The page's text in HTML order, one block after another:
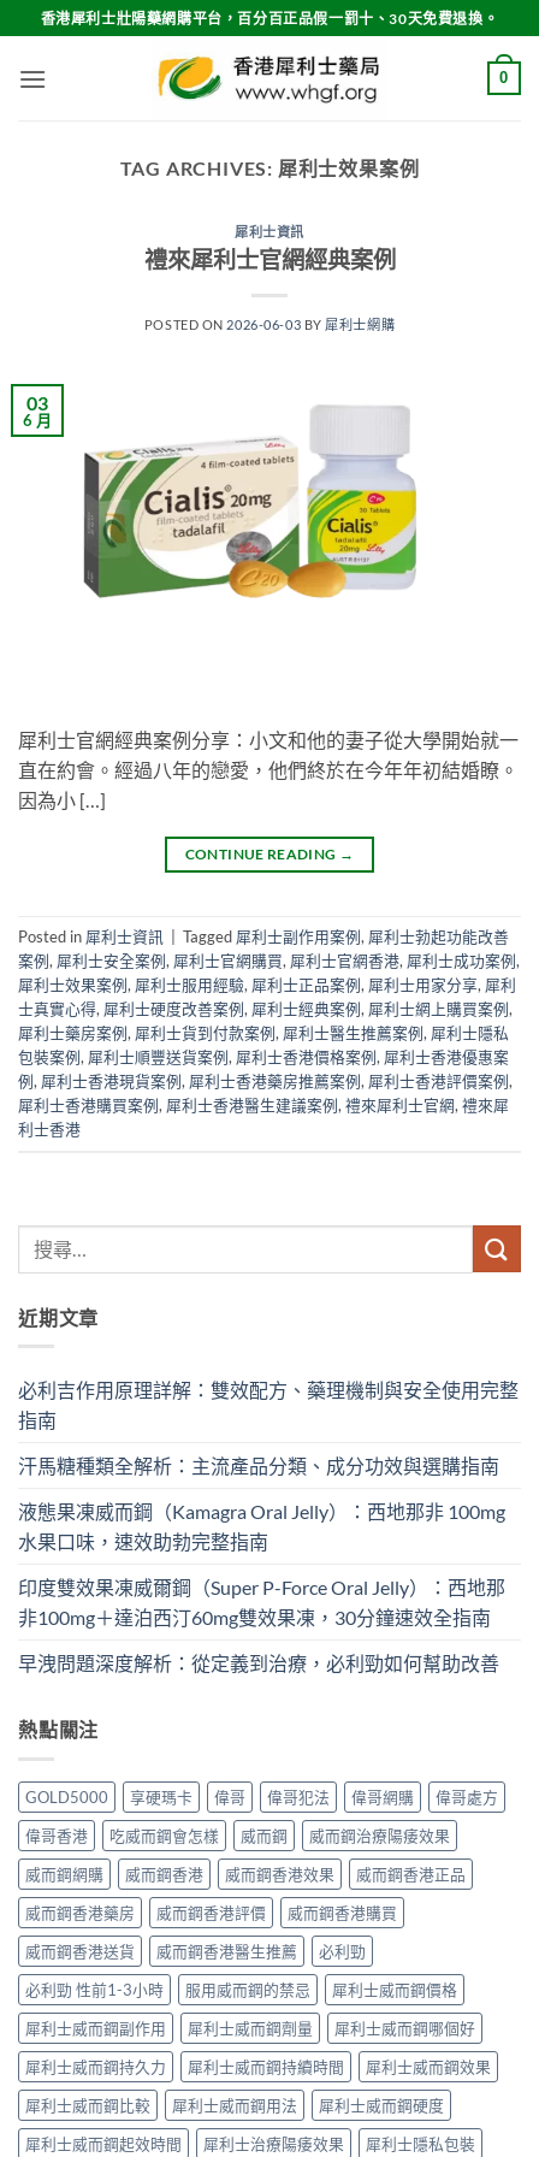
to
content
香港犀利士壯陽藥網購平台，百分百正品假一罰十、30天免費退換。
0
TAG ARCHIVES: 犀利士效果案例
犀利士資訊
禮來犀利士官網經典案例
POSTED ON 2026-06-03 BY 犀利士網購
03
6 月
犀利士官網經典案例分享：小文和他的妻子從大學開始就一
直在約會。經過八年的戀愛，他們終於在今年年初結婚瞭。
因為小 […]
CONTINUE READING →
Posted in 犀利士資訊 Tagged 犀利士副作用案例, 犀利士勃起功能改善
案例, 犀利士安全案例, 犀利士官網購買, 犀利士官網香港, 犀利士成功案例,
犀利士效果案例, 犀利士服用經驗, 犀利士正品案例, 犀利士用家分享, 犀利
士真實心得, 犀利士硬度改善案例, 犀利士經典案例, 犀利士網上購買案例,
犀利士藥房案例, 犀利士貨到付款案例, 犀利士醫生推薦案例, 犀利士隱私
包裝案例, 犀利士順豐送貨案例, 犀利士香港價格案例, 犀利士香港優惠案
例, 犀利士香港現貨案例, 犀利士香港藥房推薦案例, 犀利士香港評價案例,
犀利士香港購買案例, 犀利士香港醫生建議案例, 禮來犀利士官網, 禮來犀
利士香港
近期文章
必利吉作用原理詳解：雙效配方、藥理機制與安全使用完整
指南
汗馬糖種類全解析：主流產品分類、成分功效與選購指南
液態果凍威而鋼（Kamagra Oral Jelly）：西地那非 100mg​
水果口味，速效助勃完整指南
印度雙效果凍威爾鋼（Super P-Force Oral Jelly）：西地那
非100mg＋達泊西汀60mg雙效果凍，30分鐘速效全指南
早洩問題深度解析：從定義到治療，必利勁如何幫助改善
熱點關注
GOLD5000 享硬瑪卡 偉哥 偉哥犯法 偉哥網購
偉哥處方
偉哥香港
吃威而鋼會怎樣 威而鋼
威而鋼治療陽痿效果
威而鋼網購
威而鋼香港 威而鋼香港效果
威而鋼香港正品
威而鋼香港藥房
威而鋼香港評價
威而鋼香港購買
威而鋼香港送貨
威而鋼香港醫生推薦
必利勁
必利勁 性前1-3小時
服用威而鋼的禁忌
犀利士威而鋼價格
犀利士威而鋼副作用
犀利士威而鋼劑量
犀利士威而鋼哪個好
犀利士威而鋼持久力
犀利士威而鋼持續時間
犀利士威而鋼效果
犀利士威而鋼比較
犀利士威而鋼用法
犀利士威而鋼硬度
犀利士威而鋼起效時間
犀利士治療陽痿效果 犀利士隱私包裝